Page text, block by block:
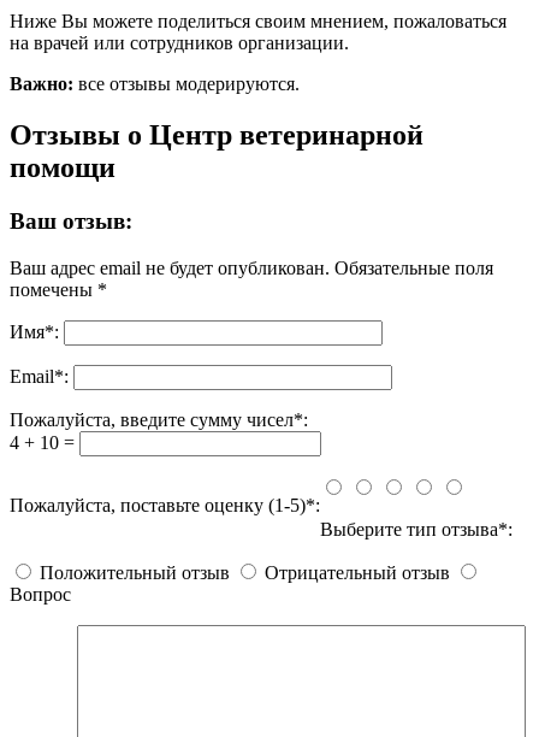
Ниже Вы можете поделиться своим мнением, пожаловаться
на врачей или сотрудников организации.
Важно: все отзывы модерируются.
Отзывы о Центр ветеринарной
помощи
Ваш отзыв:
Ваш адрес email не будет опубликован. Обязательные поля
помечены *
Имя*:
Email*:
Пожалуйста, введите сумму чисел*:
4 + 10 =
Пожалуйста, поставьте оценку (1-5)*:
Выберите тип отзыва*:
Положительный отзыв
Отрицательный отзыв
Вопрос